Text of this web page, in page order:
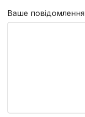
Ваше повідомлення